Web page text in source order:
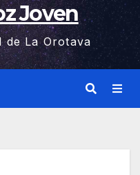
Joven
de La Orotava